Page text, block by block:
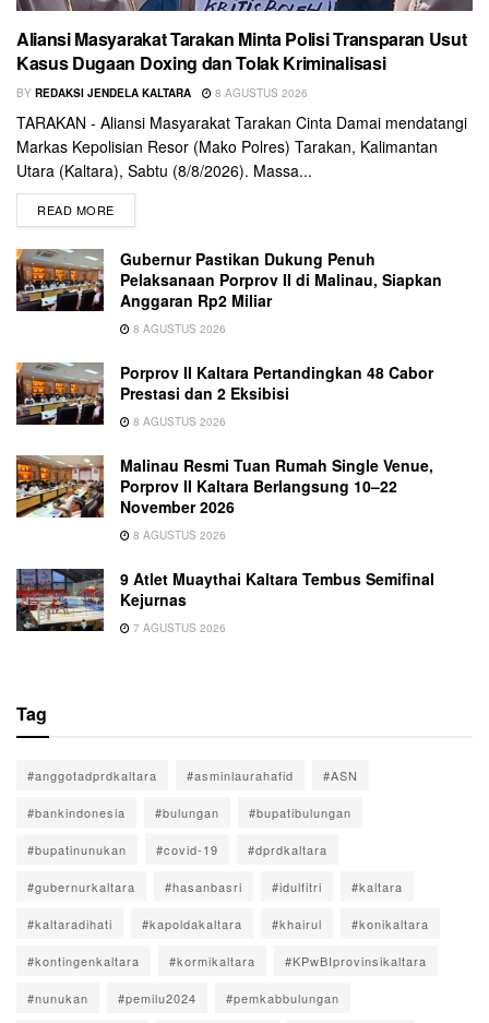
Aliansi Masyarakat Tarakan Minta Polisi Transparan Usut
Kasus Dugaan Doxing dan Tolak Kriminalisasi
BY REDAKSI JENDELA KALTARA 8 AGUSTUS 2026
TARAKAN - Aliansi Masyarakat Tarakan Cinta Damai mendatangi
Markas Kepolisian Resor (Mako Polres) Tarakan, Kalimantan
Utara (Kaltara), Sabtu (8/8/2026). Massa...
READ MORE
Gubernur Pastikan Dukung Penuh
Pelaksanaan Porprov II di Malinau, Siapkan
Anggaran Rp2 Miliar
8 AGUSTUS 2026
Porprov II Kaltara Pertandingkan 48 Cabor
Prestasi dan 2 Eksibisi
8 AGUSTUS 2026
Malinau Resmi Tuan Rumah Single Venue,
Porprov II Kaltara Berlangsung 10–22
November 2026
8 AGUSTUS 2026
9 Atlet Muaythai Kaltara Tembus Semifinal
Kejurnas
7 AGUSTUS 2026
Tag
#anggotadprdkaltara #asminlaurahafid #ASN
#bankindonesia #bulungan #bupatibulungan
#bupatinunukan #covid-19 #dprdkaltara
#gubernurkaltara #hasanbasri #idulfitri #kaltara
#kaltaradihati #kapoldakaltara #khairul #konikaltara
#kontingenkaltara #kormikaltara #KPwBIprovinsikaltara
#nunukan #pemilu2024 #pemkabbulungan